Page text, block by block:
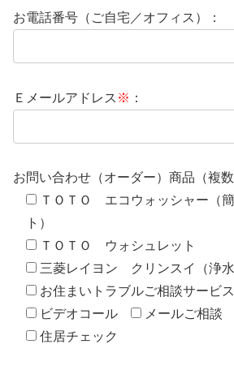
お電話番号（ご自宅／オフィス）：
Ｅメールアドレス ※ ：
お問い合わせ（オーダー）商品（複数
ＴＯＴＯ エコウォッシャー（
ト）
ＴＯＴＯ ウォシュレット
三菱レイヨン クリンスイ（浄水
お住まいトラブルご相談サービス
ビデオコール
メールご相談
住居チェック